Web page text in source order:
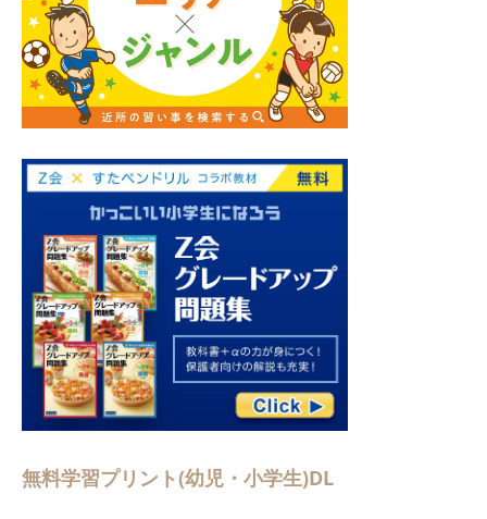
無料学習プリント(幼児・小学生)DL